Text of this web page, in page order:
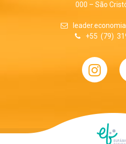
000 – São
+55 (79)